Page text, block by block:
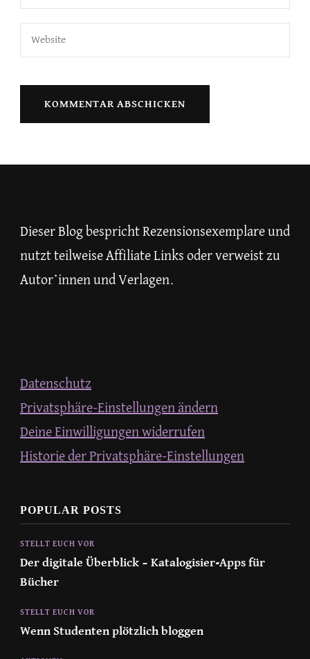
Dieser Blog bespricht Rezensionsexemplare und
nutzt teilweise Affiliate Links oder verweist zu
Autor*innen und Verlagen.
Datenschutz
Privatsphäre-Einstellungen ändern
Deine Einwilligungen widerrufen
Historie der Privatsphäre-Einstellungen
POPULAR POSTS
STELLT EUCH VOR
Der digitale Überblick – Katalogisier-Apps für
Bücher
STELLT EUCH VOR
Wenn Studenten plötzlich bloggen